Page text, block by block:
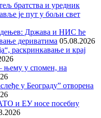
братства и уредник
је пут у бољи свет
Држава и НИС ће
дериватима 05.08.2026
раскринкавање и крај
њему у спомен, на
у Београду” отворена
и ЕУ носе посебну